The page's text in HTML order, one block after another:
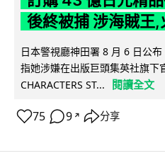
後終被捕 涉海賊王
日本警視廳神田署 8 月 6 日公
指她涉嫌在出版巨頭集英社旗下
CHARACTERS ST...
閱讀全文
75 9 ↗ 分享